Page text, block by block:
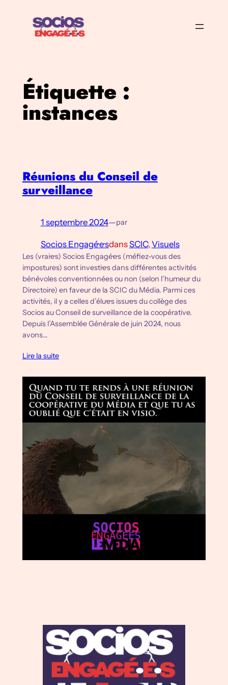
contenu
Étiquette :
instances
Réunions du Conseil de
surveillance
1 septembre 2024—par
Socios Engagé·e·sdansSCIC, Visuels
Les (vrai·e·s) Socios Engagé·e·s (méfiez-vous des
impostures) sont investi·e·s dans différentes activités
bénévoles conventionnées ou non (selon l’humeur du
Directoire) en faveur de la SCIC du Média. Parmi ces
activités, il y a celles d’élu·e·s issu·e·s du collège des
Socios au Conseil de surveillance de la coopérative.
Depuis l’Assemblée Générale de juin 2024, nous
avons…
Lire la suite